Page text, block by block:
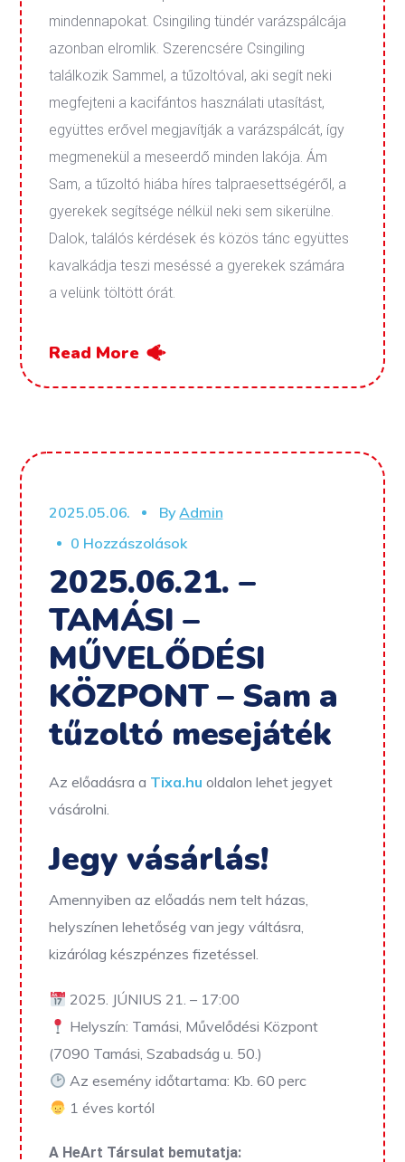
mindennapokat. Csingiling tündér varázspálcája
azonban elromlik. Szerencsére Csingiling
találkozik Sammel, a tűzoltóval, aki segít neki
megfejteni a kacifántos használati utasítást,
együttes erővel megjavítják a varázspálcát, így
megmenekül a meseerdő minden lakója. Ám
Sam, a tűzoltó hiába híres talpraesettségéről, a
gyerekek segítsége nélkül neki sem sikerülne.
Dalok, találós kérdések és közös tánc együttes
kavalkádja teszi meséssé a gyerekek számára
a velünk töltött órát.
Read More
2025.05.06. ByAdmin
0 Hozzászolások
2025.06.21. –
TAMÁSI –
MŰVELŐDÉSI
KÖZPONT – Sam a
tűzoltó mesejáték
Az előadásra a Tixa.hu oldalon lehet jegyet
vásárolni.
Jegy vásárlás!
Amennyiben az előadás nem telt házas,
helyszínen lehetőség van jegy váltásra,
kizárólag készpénzes fizetéssel.
2025. JÚNIUS 21. – 17:00
Helyszín: Tamási, Művelődési Központ
(7090 Tamási, Szabadság u. 50.)
Az esemény időtartama: Kb. 60 perc
1 éves kortól
A HeArt Társulat bemutatja: